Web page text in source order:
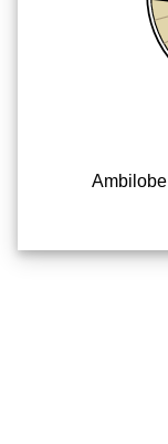
إتجاه القبلة نحو مكة المكرمة من Ambilobe